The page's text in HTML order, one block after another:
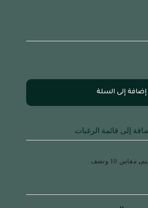
إضافة إلى السلة
إلى قائمة الرغبات
, مقاس 10 ونصف